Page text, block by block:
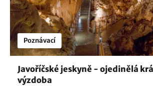
Poznávací
Javoříčské jeskyně - ojedinělá
výzdoba